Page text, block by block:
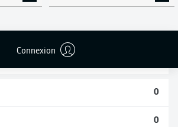
Connexion
0
0
0